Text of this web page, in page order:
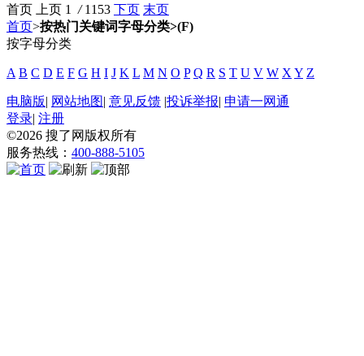
首页 上页 1 /1153 下页 末页
首页>按热门关键词字母分类>(F)
按字母分类
A B C D E F G H I J K L M N O P Q R S T U V W X Y Z
电脑版| 网站地图| 意见反馈 |投诉举报| 申请一网通
登录| 注册
©2026 搜了网 版权所有
服务热线： 400-888-5105